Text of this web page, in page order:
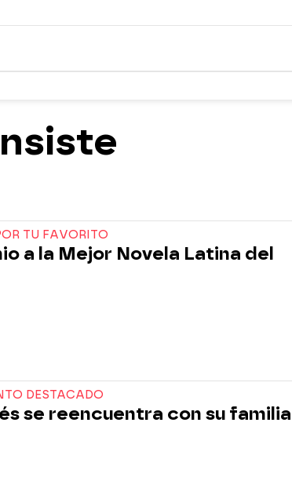
TU FAVORITO
a la Mejor Novela Latina del
DESTACADO
se reencuentra con su familia